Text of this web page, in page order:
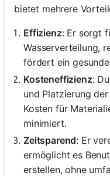
bietet mehrere
Effizienz: Er sorgt
Wasserverteilung,
fördert ein
Kosteneffizienz:
und Platzierung
Kosten für
minimiert.
Zeitsparend: Er
ermöglicht es
erstellen, ohne